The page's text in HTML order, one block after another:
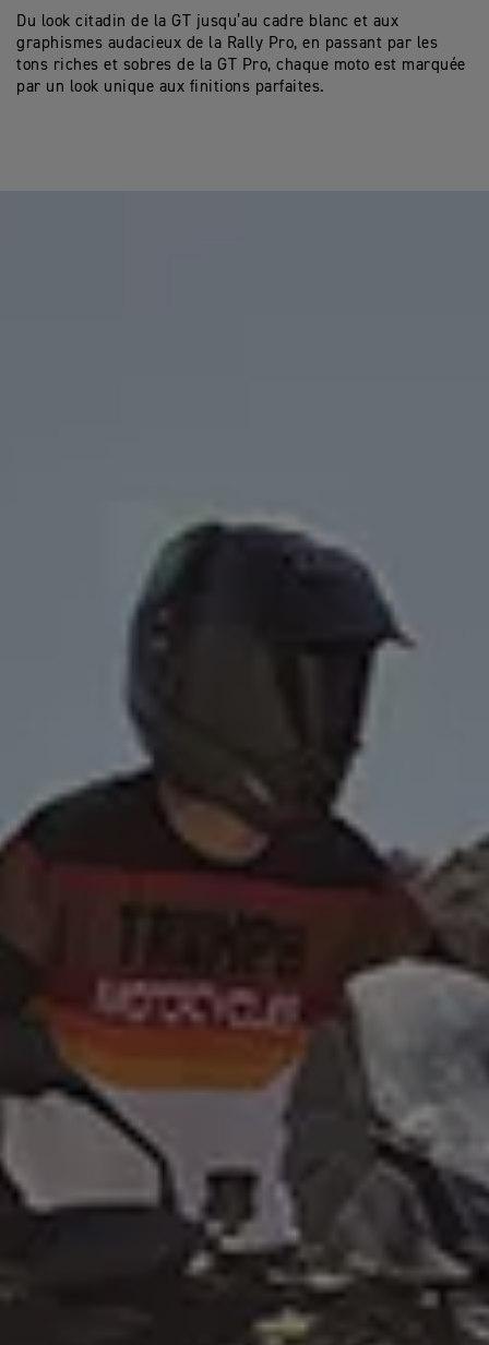
Du look citadin de la GT jusqu’au cadre blanc et aux
graphismes audacieux de la Rally Pro, en passant par les
tons riches et sobres de la GT Pro, chaque moto est marquée
par un look unique aux finitions parfaites.